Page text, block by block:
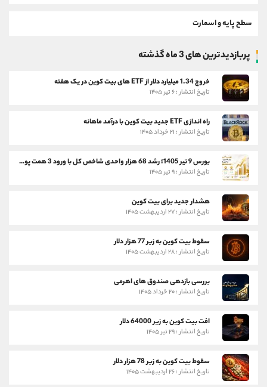
سطح پایه و اسمارت
پربازدیدترین های 3 ماه گذشته
خروج 1.34 میلیارد دلار از ETF های بیت کوین در یک هفته
تاریخ انتشار : ۶ تیر ۱۴۰۵
راه اندازی ETF جدید بیت کوین با درآمد ماهانه
تاریخ انتشار : ۲۱ خرداد ۱۴۰۵
بورس 9 تیر 1405؛ رشد 68 هزار واحدی شاخص کل با ورود 3 همت پول حقیقی
تاریخ انتشار : ۹ تیر ۱۴۰۵
هشدار جدید برای بیت کوین
تاریخ انتشار : ۲۷ اردیبهشت ۱۴۰۵
سقوط بیت کوین به زیر 77 هزار دلار
تاریخ انتشار : ۲۸ اردیبهشت ۱۴۰۵
بررسی بازدهی صندوق های اهرمی
تاریخ انتشار : ۲۰ خرداد ۱۴۰۵
افت بیت کوین به زیر 64000 دلار
تاریخ انتشار : ۲۹ تیر ۱۴۰۵
سقوط بیت کوین به زیر 78 هزار دلار
تاریخ انتشار : ۲۶ اردیبهشت ۱۴۰۵